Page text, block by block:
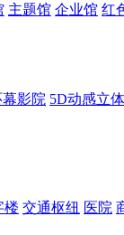
主题馆 企业馆 红
幕影院 5D动感立
楼 交通枢纽 医院